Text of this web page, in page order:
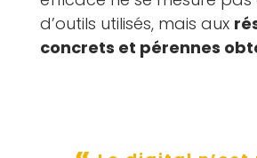
d’outils utilisés, mais aux
concrets et pérennes